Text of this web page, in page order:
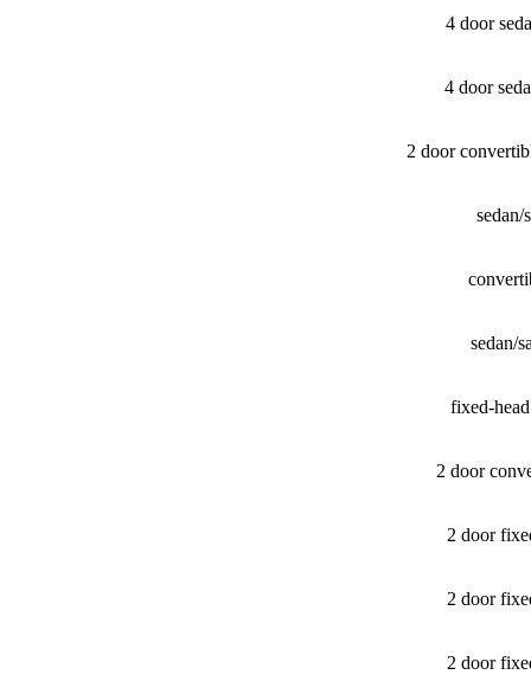
4 door
4 door
2 door
sedan/​
fixed-
2 door
2 door
2 door
2 door